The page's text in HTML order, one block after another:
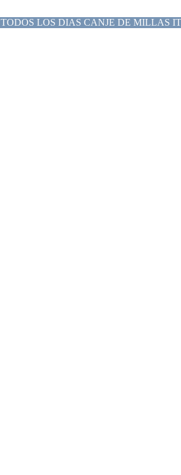
TODOS LOS DIAS CANJE DE MILLAS